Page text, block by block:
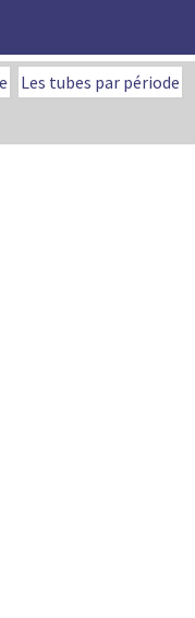
Les tubes par période